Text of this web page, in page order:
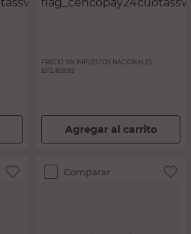
PRECIO SIN IMPUESTOS NACIONALES:
$312.809,92
Agregar al carrito
Comparar